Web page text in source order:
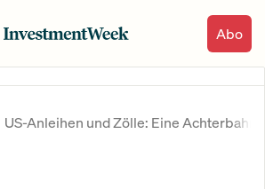
Abo
US-Anleihen und Zölle: Eine